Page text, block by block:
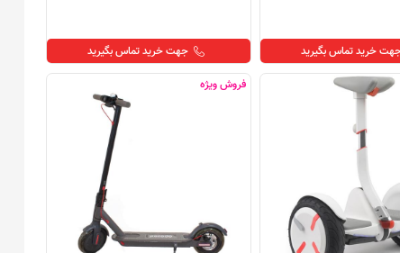
خرید تماس بگیرید جهت خرید تماس بگیرید
فروش ویژه